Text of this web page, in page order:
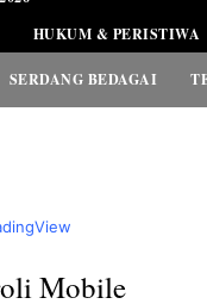
HUKUM & PERISTIWA
SERDANG BEDAGAI
Mobile